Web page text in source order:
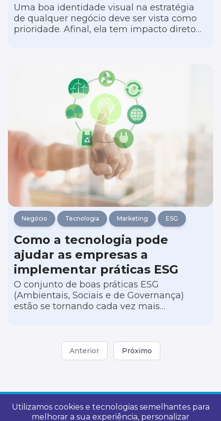
Uma boa identidade visual na estratégia
de qualquer negócio deve ser vista como
prioridade. Afinal, ela tem impacto direto
Negócio Tecnologia Marketing ESG
Como a tecnologia pode
ajudar as empresas a
implementar práticas ESG
O conjunto de boas práticas ESG
(Ambientais, Sociais e de Governança)
estão se tornando cada vez mais
também demonstrar responsabilidade
social e sustentabilidade.
Anterior Próximo
Utilizamos cookies e tecnologias semelhantes para
melhorar a sua experiência, personalizar